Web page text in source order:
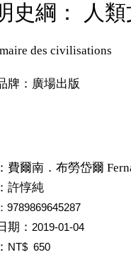
史綱： 人
des civilisations
牌：廣場出版
費爾南．布勞岱爾
許惇純
9789869645287
期： 2019-01-04
NT$ 650